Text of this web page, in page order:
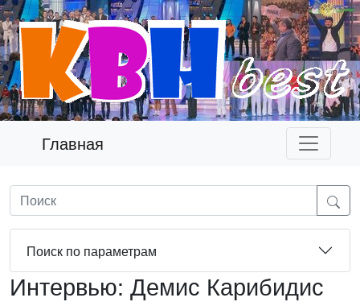
Главная
Поиск по параметрам
Интервью: Демис Карибидис